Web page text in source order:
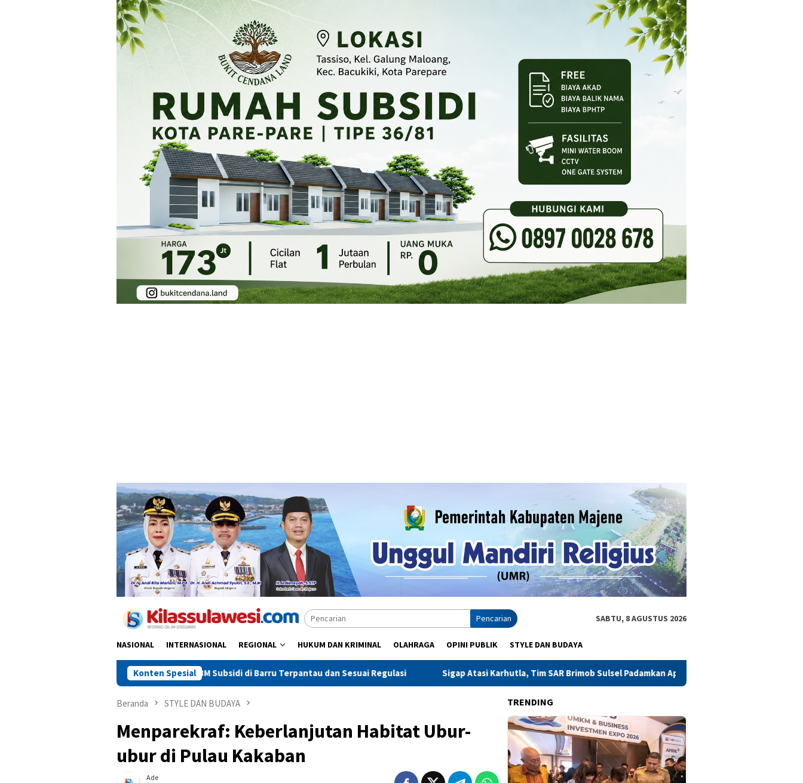
Pencarian SABTU, 8 AGUSTUS 2026
NASIONAL INTERNASIONAL REGIONAL HUKUM DAN KRIMINAL OLAHRAGA OPINI PUBLIK STYLE DAN BUDAYA
Konten Spesial
Pastikan Penyaluran BBM Subsidi di Barru Terpantau dan Sesuai Regulasi Sigap Atasi Karhutla, Tim SAR Brimob Sulsel Padamkan Api di Dua Lokasi SPBU Takkalasi Disorot,
Beranda STYLE DAN BUDAYA
Menparekraf: Keberlanjutan Habitat Ubur-
ubur di Pulau Kakaban
Ade
TRENDING